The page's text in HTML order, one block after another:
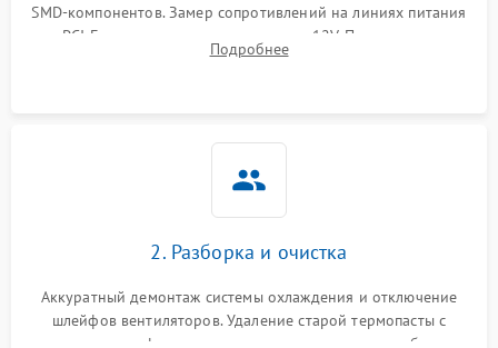
SMD-компонентов. Замер сопротивлений на линиях питания
PCI-E и дополнительных разъемах 12V. Проверка на
короткое замыкание основных дросселей питания GPU и
Подробнее
2. Разборка и очистка
Аккуратный демонтаж системы охлаждения и отключение
шлейфов вентиляторов. Удаление старой термопасты с
кристалла графического чипа и термопрокладок с банок